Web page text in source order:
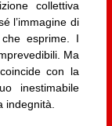
collettiva
l’immagine di
esprime. I
Ma
con la
inestimabile
indegnità.